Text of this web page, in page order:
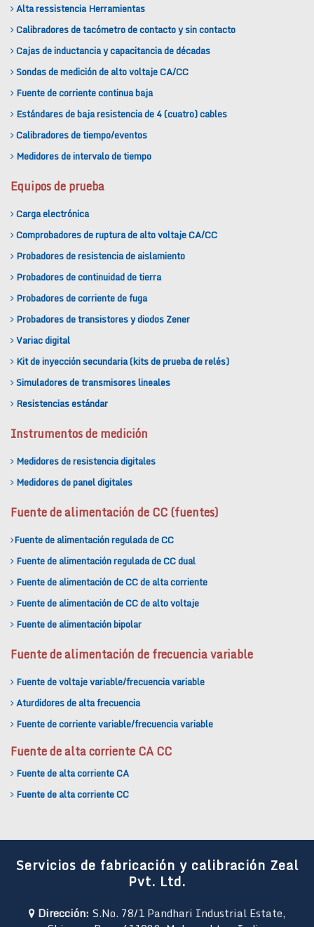
Alta ressistencia Herramientas
Calibradores de tacómetro de contacto y sin contacto
Cajas de inductancia y capacitancia de décadas
Sondas de medición de alto voltaje CA/CC
Fuente de corriente continua baja
Estándares de baja resistencia de 4 (cuatro) cables
Calibradores de tiempo/eventos
Medidores de intervalo de tiempo
Equipos de prueba
Carga electrónica
Comprobadores de ruptura de alto voltaje CA/CC
Probadores de resistencia de aislamiento
Probadores de continuidad de tierra
Probadores de corriente de fuga
Probadores de transistores y diodos Zener
Variac digital
Kit de inyección secundaria (kits de prueba de relés)
Simuladores de transmisores lineales
Resistencias estándar
Instrumentos de medición
Medidores de resistencia digitales
Medidores de panel digitales
Fuente de alimentación de CC (fuentes)
Fuente de alimentación regulada de CC
Fuente de alimentación regulada de CC dual
Fuente de alimentación de CC de alta corriente
Fuente de alimentación de CC de alto voltaje
Fuente de alimentación bipolar
Fuente de alimentación de frecuencia variable
Fuente de voltaje variable/frecuencia variable
Aturdidores de alta frecuencia
Fuente de corriente variable/frecuencia variable
Fuente de alta corriente CA CC
Fuente de alta corriente CA
Fuente de alta corriente CC
Servicios de fabricación y calibración Zeal
Pvt. Ltd.
Dirección: S.No. 78/1 Pandhari Industrial Estate,